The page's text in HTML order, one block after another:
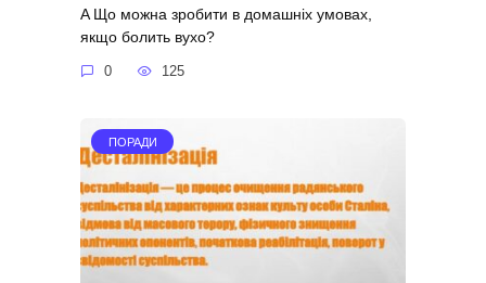
A Що можна зробити в домашніх умовах,
якщо болить вухо?
0 125
ПОРАДИ